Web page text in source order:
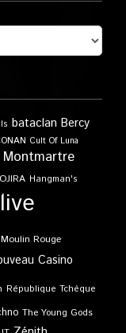
bataclan Bercy
Cult Of Luna
Montmartre
Hangman's
live
Rouge
Casino
République Tchèque
The Young Gods